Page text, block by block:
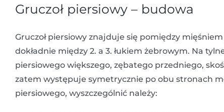
Gruczoł piersiowy – budowa
Gruczoł piersiowy znajduje się pomiędzy
dokładnie między 2. a 3. łukiem żebrowym. Na
piersiowego większego, zębatego przedniego,
zatem występuje symetrycznie po obu stronach
piersiowego, wyszczególnić należy: